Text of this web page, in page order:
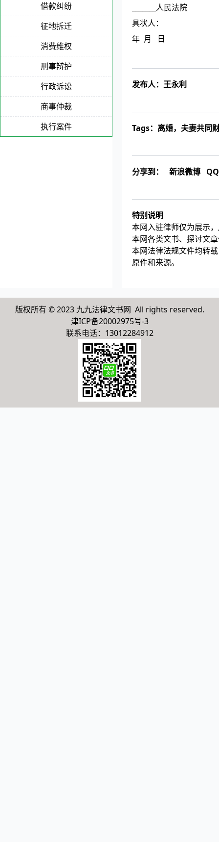
借款纠纷
征地拆迁
消费维权
刑事辩护
行政诉讼
商事仲裁
执行案件
_______人民法院
具状人：
年 月 日
发布人： 王永利
Tags： 离婚， 夫妻共同
分享到： 新浪微博
特别说明
本网入驻律师仅为展示
本网各类文书、探讨文
本网法律法规文件均转
原件和来源。
版权所有 © 2023 九九法律文书网 All rights reserved.
津ICP备20002975号-3
联系电话：13012284912